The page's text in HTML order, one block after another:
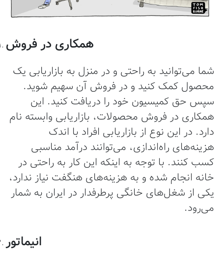
همکاری در فروش
می‌توانيد به راحتی و در منزل به بازاریابی یک
کمک کنید و در فروش آن سهیم شوید.
حق کمیسیون خود را دریافت کنید. این
در فروش محصولات، بازاریابی وابسته نام
در این نوع از بازاریابی افراد با اندک
راه‌اندازی، می‌توانند درآمد مناسبی
کنند. با توجه به اینکه این کار به راحتی در
انجام شده و به هزینه‌های هنگفت نیاز ندارد،
از شغل‌های خانگی پرطرفدار در ایران به شمار
انیماتور